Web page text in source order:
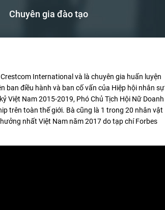
Chuyên gia đào tạo
International và là chuyên gia huấn luyện
ban điều hành và ban cố vấn của Hiệp hội nhân sự
Việt Nam 2015-2019, Phó Chủ Tịch Hội Nữ Doanh
trên toàn thế giới. Bà cũng là 1 trong 20 nhân vật
nhất Việt Nam năm 2017 do tạp chí Forbes